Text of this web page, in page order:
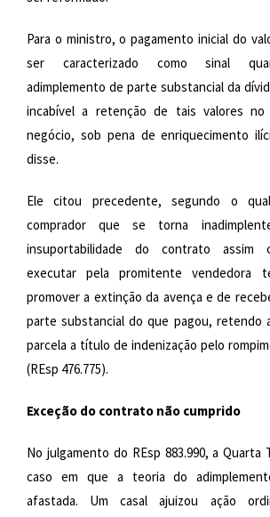
Para o ministro, o pagamento inicial do
ser caracterizado como sinal
adimplemento de parte substancial da
incabível a retenção de tais valores no
negócio, sob pena de enriquecimento
disse.
Ele citou precedente, segundo o
comprador que se torna
insuportabilidade do contrato assim
executar pela promitente vendedora
promover a extinção da avença e de
parte substancial do que pagou, retendo
parcela a título de indenização pelo
(REsp 476.775).
Exceção do contrato não cumprido
No julgamento do REsp 883.990, a Quarta
caso em que a teoria do
afastada. Um casal ajuizou ação